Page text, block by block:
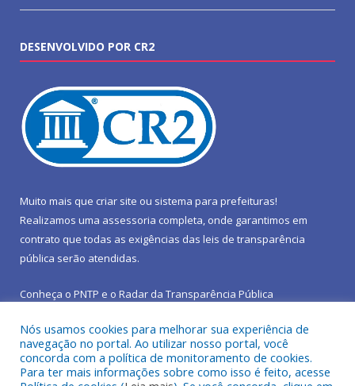
DESENVOLVIDO POR CR2
Muito mais que criar site ou sistema para prefeituras!
Realizamos uma assessoria completa, onde garantimos em
contrato que todas as exigências das leis de transparência
pública serão atendidas.
Conheça o PNTP e o Radar da Transparência Pública
Todos os direitos reservados a Prefeitura Municipal de São João
Nós usamos cookies para melhorar sua experiência de
navegação no portal. Ao utilizar nosso portal, você
concorda com a política de monitoramento de cookies.
Para ter mais informações sobre como isso é feito, acesse